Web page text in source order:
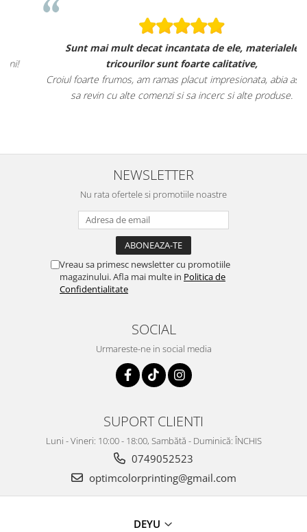
Sunt mai mult decat incantata de ele, materialele
tricourilor sunt foarte calitative,
Croiul foarte frumos, am ramas placut impresionata, abia astept
sa revin cu alte comenzi si sa incerc si alte produse.
NEWSLETTER
Nu rata ofertele si promotiile noastre
Vreau sa primesc newsletter cu promotiile
magazinului. Afla mai multe in Politica de
Confidentialitate
SOCIAL
Urmareste-ne in social media
SUPORT CLIENTI
Luni - Vineri: 10:00 - 18:00, Sambătă - Duminică: ÎNCHIS
0749052523
optimcolorprinting@gmail.com
DEYU